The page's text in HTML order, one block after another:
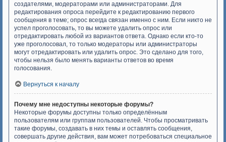
создателями, модераторами или администраторами. Для
редактирования опроса перейдите к редактированию первого
сообщения в теме; опрос всегда связан именно с ним. Если никто не
успел проголосовать, то вы можете удалить опрос или
отредактировать любой из вариантов ответа. Однако если кто-то
уже проголосовал, то только модераторы или администраторы
могут отредактировать или удалить опрос. Это сделано для того,
чтобы нельзя было менять варианты ответов во время
голосования.
Вернуться к началу
Почему мне недоступны некоторые форумы?
Некоторые форумы доступны только определённым
пользователям или группам пользователей. Чтобы просматривать
такие форумы, создавать в них темы и оставлять сообщения,
совершать другие действия, вам может потребоваться специальное